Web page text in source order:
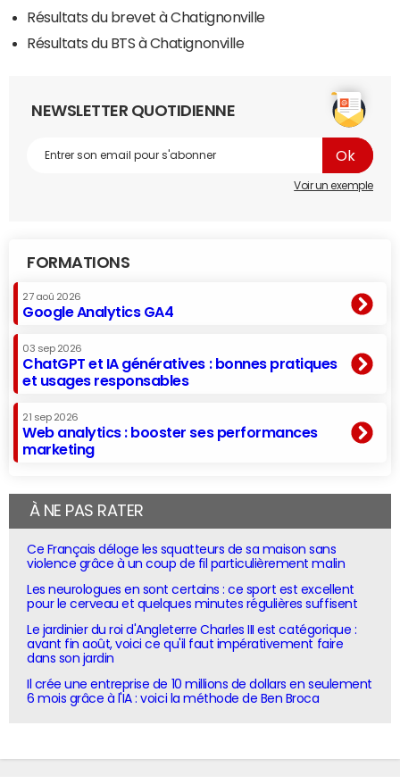
Résultats du brevet à Chatignonville
Résultats du BTS à Chatignonville
NEWSLETTER QUOTIDIENNE
Voir un exemple
FORMATIONS
27 aoû 2026
Google Analytics GA4
03 sep 2026
ChatGPT et IA génératives : bonnes pratiques
et usages responsables
21 sep 2026
Web analytics : booster ses performances
marketing
À NE PAS RATER
Ce Français déloge les squatteurs de sa maison sans
violence grâce à un coup de fil particulièrement malin
Les neurologues en sont certains : ce sport est excellent
pour le cerveau et quelques minutes régulières suffisent
Le jardinier du roi d'Angleterre Charles III est catégorique :
avant fin août, voici ce qu'il faut impérativement faire
dans son jardin
Il crée une entreprise de 10 millions de dollars en seulement
6 mois grâce à l'IA : voici la méthode de Ben Broca